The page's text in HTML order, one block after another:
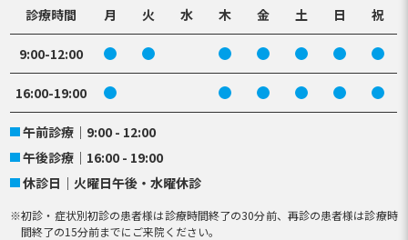
診療時間 月 火 水 木 金 土 日 祝
9:00-12:00
16:00-19:00
午前診療
9:00 - 12:00
午後診療
16:00 - 19:00
休診日
火曜日午後・水曜休診
初診・症状別初診の患者様は診療時間終了の30分前、再診の患者様は診療時
間終了の15分前までにご来院ください。